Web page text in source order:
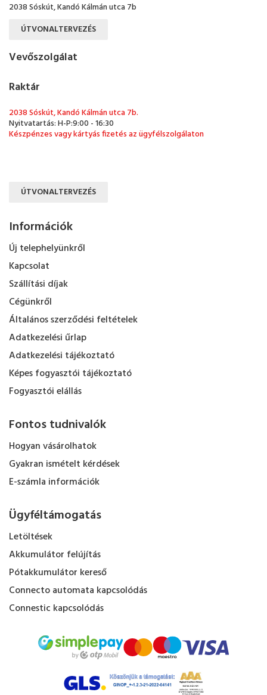
2038 Sóskút, Kandó Kálmán utca 7b
ÚTVONALTERVEZÉS
Vevőszolgálat
Raktár
2038 Sóskút, Kandó Kálmán utca 7b.
Nyitvatartás: H-P:9:00 - 16:30
Készpénzes vagy kártyás fizetés az ügyfélszolgálaton
ÚTVONALTERVEZÉS
Információk
Új telephelyünkről
Kapcsolat
Szállítási díjak
Cégünkről
Általános szerződési feltételek
Adatkezelési űrlap
Adatkezelési tájékoztató
Képes fogyasztói tájékoztató
Fogyasztói elállás
Fontos tudnivalók
Hogyan vásárolhatok
Gyakran ismételt kérdések
E-számla információk
Ügyféltámogatás
Letöltések
Akkumulátor felújítás
Pótakkumulátor kereső
Connecto automata kapcsolódás
Connestic kapcsolódás